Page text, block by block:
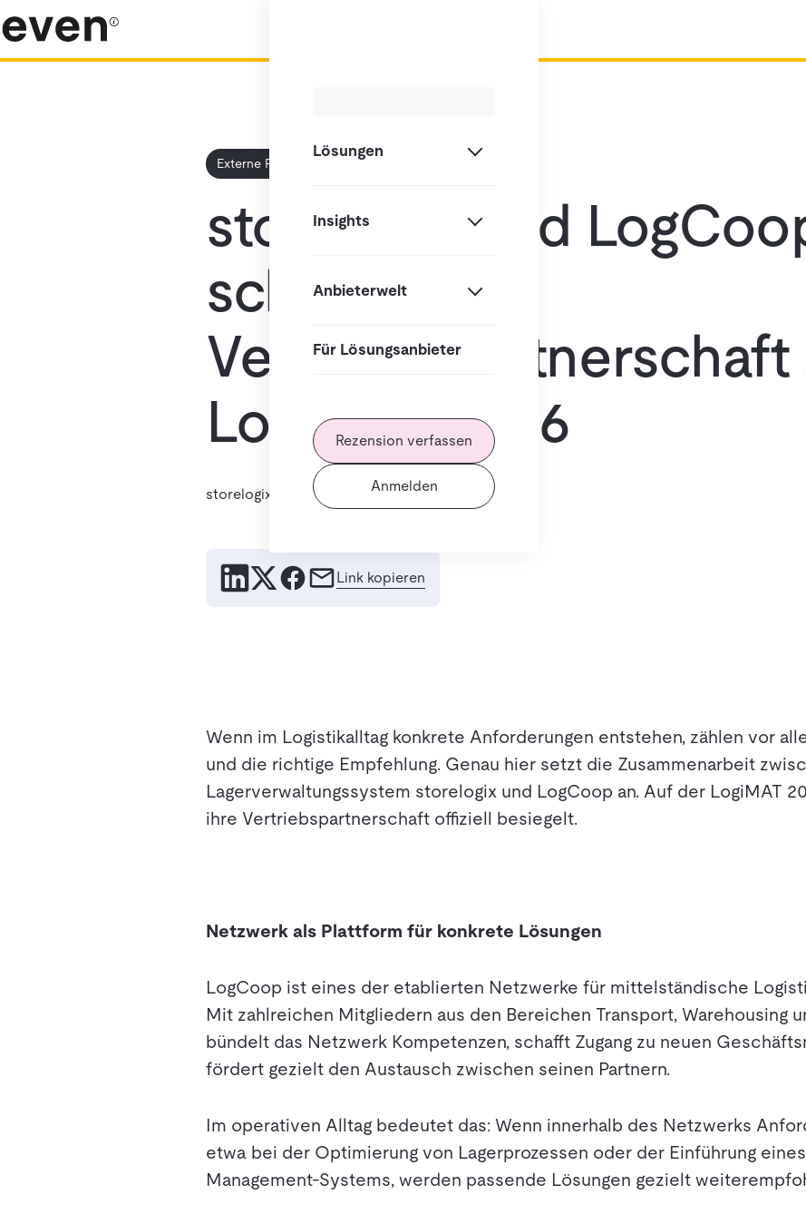
Lösungen
Insights
Anbieterwelt
Für Lösungsanbieter
Rezension verfassen
Anmelden
Externe Pressemitteilung
storelogix und
schließen
Vertriebspartnerschaft
LogiMAT 2026
storelogix 3. Juni 2026
Link kopieren
Wenn im Logistikalltag konkrete Anforderungen entstehen, zählen vor
und die richtige Empfehlung. Genau hier setzt die Zusammenarbeit
Lagerverwaltungssystem storelogix und LogCoop an. Auf der LogiMAT
ihre Vertriebspartnerschaft offiziell besiegelt.
Netzwerk als Plattform für konkrete Lösungen
LogCoop ist eines der etablierten Netzwerke für mittelständische
Mit zahlreichen Mitgliedern aus den Bereichen Transport, Warehousing
bündelt das Netzwerk Kompetenzen, schafft Zugang zu neuen
fördert gezielt den Austausch zwischen seinen Partnern.
Im operativen Alltag bedeutet das: Wenn innerhalb des Netzwerks
etwa bei der Optimierung von Lagerprozessen oder der Einführung
Management-Systems, werden passende Lösungen gezielt